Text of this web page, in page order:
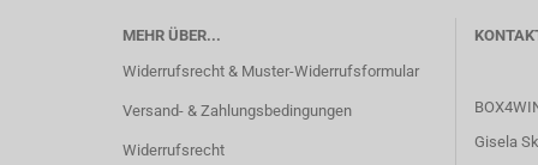
MEHR ÜBER...
Widerrufsrecht & Muster-Widerrufsformular
Versand- & Zahlungsbedingungen
Widerrufsrecht
Gisela